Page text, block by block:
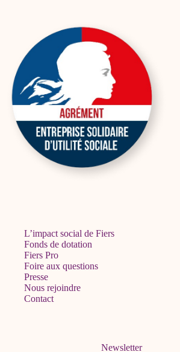
L’impact social de Fiers
Fonds de dotation
Fiers Pro
Foire aux questions
Presse
Nous rejoindre
Contact
Newsletter